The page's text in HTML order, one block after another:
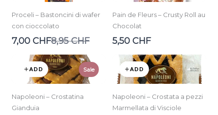
Proceli – Bastoncini di wafer
con cioccolato
7,00 CHFCompare
8,95 CHF
Pain de Fleurs – Crusty Roll au
Chocolat
5,50 CHF
ADD Sale
Napoleoni – Crostatina
Gianduia
ADD
Napoleoni – Crostata a pezzi
Marmellata di Visciole